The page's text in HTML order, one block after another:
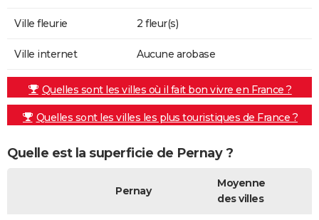
Ville fleurie 2 fleur(s)
Ville internet Aucune arobase
Quelles sont les villes où il fait bon vivre en France ?
Quelles sont les villes les plus touristiques de France ?
Quelle est la superficie de Pernay ?
Pernay
Moyenne
des villes